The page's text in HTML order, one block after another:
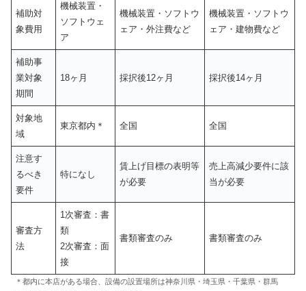
補助対
象費用
機械装置・
ソフトウェ
ア
機械装置・ソフトウ
ェア・外注費など
機械装置・ソフトウ
ェア・建物費など
補助事
業対象
期間
18ヶ月 採択後12ヶ月 採択後14ヶ月
対象地
域
東京都内＊ 全国 全国
注意す
るべき
要件
特になし
賃上げ目標の表明等
が必要
売上高減少要件に該
当が必要
審査方
法
1次審査：書
類
2次審査：面
接
書類審査のみ 書類審査のみ
＊都内に本店がある場合、設備の設置場所は神奈川県・埼玉県・千葉県・群馬